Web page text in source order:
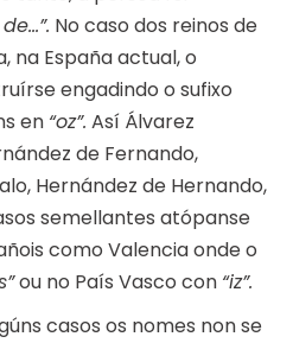
No caso dos reinos de
na España actual, o
engadindo o sufixo
en “oz”. Así Álvarez
de Fernando,
Hernández de Hernando,
semellantes atópanse
como Valencia onde o
ou no País Vasco con “iz”.
casos os nomes non se